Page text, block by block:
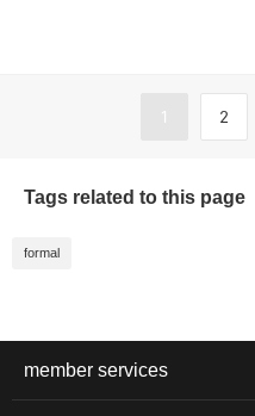
1 2
Tags related to this page
formal
member services